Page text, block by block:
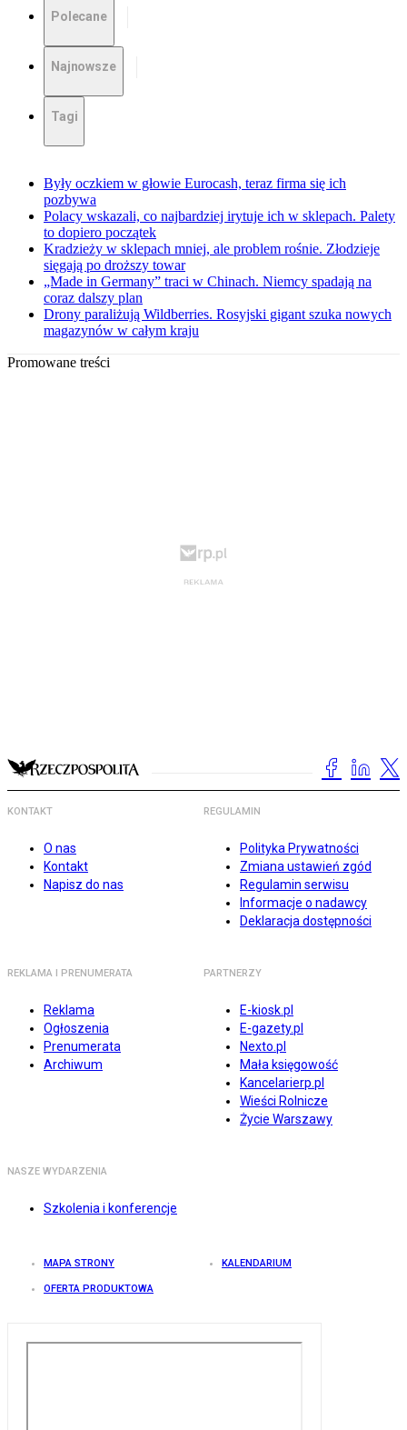
Polecane
Najnowsze
Tagi
Były oczkiem w głowie Eurocash, teraz firma się ich
pozbywa
Polacy wskazali, co najbardziej irytuje ich w sklepach. Palety
to dopiero początek
Kradzieży w sklepach mniej, ale problem rośnie. Złodzieje
sięgają po droższy towar
„Made in Germany” traci w Chinach. Niemcy spadają na
coraz dalszy plan
Drony paraliżują Wildberries. Rosyjski gigant szuka nowych
magazynów w całym kraju
Promowane treści
KONTAKT
O nas
Kontakt
Napisz do nas
REGULAMIN
Polityka Prywatności
Zmiana ustawień zgód
Regulamin serwisu
Informacje o nadawcy
Deklaracja dostępności
REKLAMA I PRENUMERATA
Reklama
Ogłoszenia
Prenumerata
Archiwum
PARTNERZY
E-kiosk.pl
E-gazety.pl
Nexto.pl
Mała księgowość
Kancelarierp.pl
Wieści Rolnicze
Życie Warszawy
NASZE WYDARZENIA
Szkolenia i konferencje
MAPA STRONY KALENDARIUM
OFERTA PRODUKTOWA